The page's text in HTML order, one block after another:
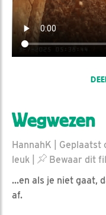
Wegwezen
HannahK |
leuk
Bewaar dit
...en als je niet gaat,
af.